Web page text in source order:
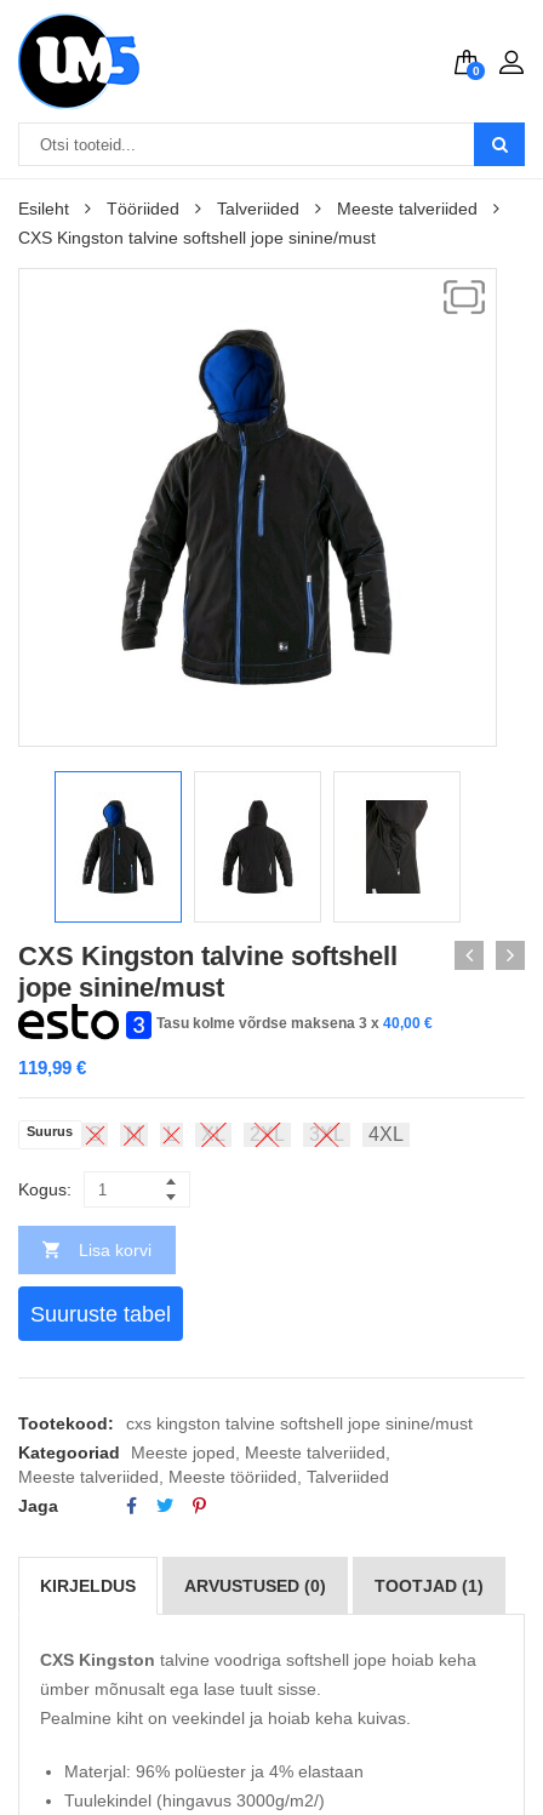
0
Esileht Tööriided Talveriided
Meeste talveriided
CXS Kingston talvine softshell jope sinine/must
CXS Kingston talvine softshell
jope sinine/must
Tasu kolme võrdse maksena 3 x 40,00 €
119,99 €
Suurus S M L XL 2XL 3XL 4XL
Kogus:
Lisa korvi
Suuruste tabel
Tootekood:
cxs kingston talvine softshell jope sinine/must
Kategooriad
Meeste joped Meeste talveriided
Meeste talveriided
Meeste tööriided Talveriided
Jaga
KIRJELDUS ARVUSTUSED (0) TOOTJAD (1)
CXS Kingston talvine voodriga softshell jope hoiab keha
ümber mõnusalt ega lase tuult sisse.
Pealmine kiht on veekindel ja hoiab keha kuivas.
Materjal: 96% polüester ja 4% elastaan
Tuulekindel (hingavus 3000g/m2/)